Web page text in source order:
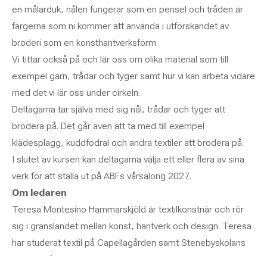
en målarduk, nålen fungerar som en pensel och tråden är
färgerna som ni kommer att använda i utforskandet av
broderi som en konsthantverksform.
Vi tittar också på och lär oss om olika material som till
exempel garn, trådar och tyger samt hur vi kan arbeta vidare
med det vi lär oss under cirkeln.
Deltagarna tar själva med sig nål, trådar och tyger att
brodera på. Det går även att ta med till exempel
klädesplagg, kuddfodral och andra textiler att brodera på.
I slutet av kursen kan deltagarna välja ett eller flera av sina
verk för att ställa ut på ABFs vårsalong 2027.
Om ledaren
Teresa Montesino Hammarskjöld är textilkonstnär och rör
sig i gränslandet mellan konst, hantverk och design. Teresa
har studerat textil på Capellagården samt Stenebyskolans